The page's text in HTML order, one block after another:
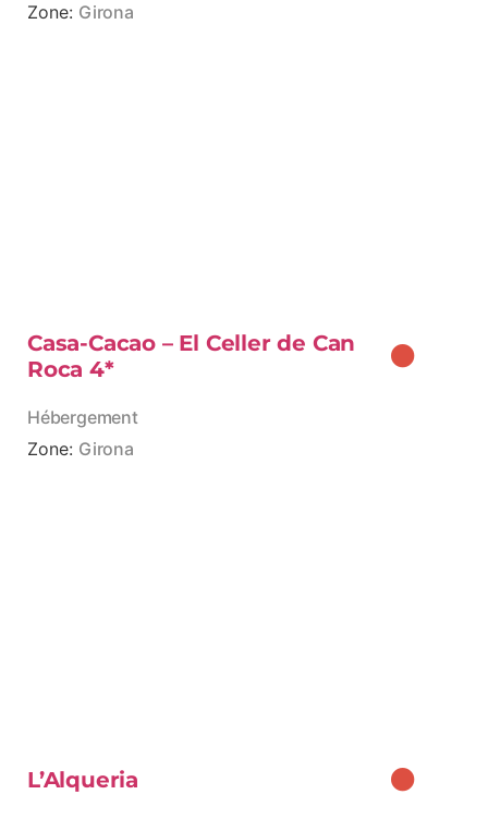
Zone: Girona
Casa-Cacao – El Celler de Can
Roca 4*
Hébergement
Zone: Girona
L’Alqueria